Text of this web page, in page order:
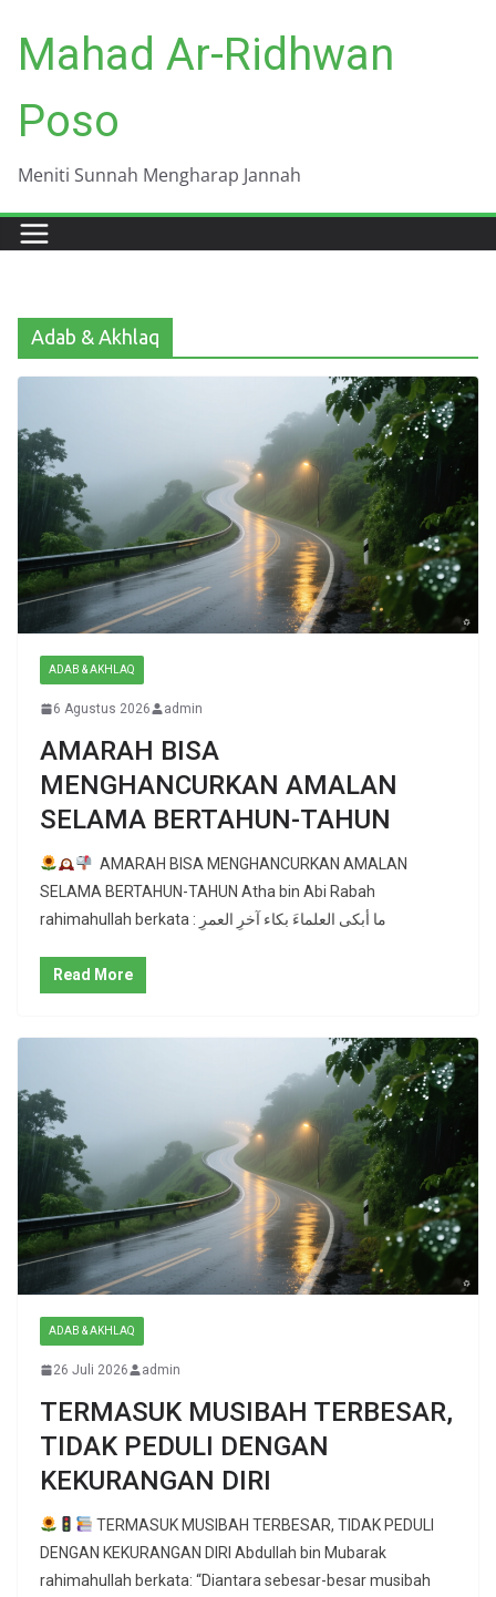
content
Mahad Ar-Ridhwan
Poso
Meniti Sunnah Mengharap Jannah
Adab & Akhlaq
ADAB & AKHLAQ
6 Agustus 2026 admin
AMARAH BISA
MENGHANCURKAN AMALAN
SELAMA BERTAHUN-TAHUN
AMARAH BISA MENGHANCURKAN AMALAN
SELAMA BERTAHUN-TAHUN Atha bin Abi Rabah
rahimahullah berkata : ما أبكى العلماءَ بكاء آخرِ العمرِ
Read More
ADAB & AKHLAQ
26 Juli 2026 admin
TERMASUK MUSIBAH TERBESAR,
TIDAK PEDULI DENGAN
KEKURANGAN DIRI
TERMASUK MUSIBAH TERBESAR, TIDAK PEDULI
DENGAN KEKURANGAN DIRI Abdullah bin Mubarak
rahimahullah berkata: “Diantara sebesar-besar musibah